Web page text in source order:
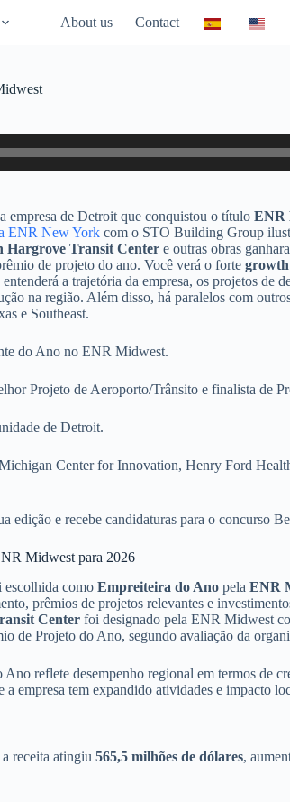
About us Contact
empresa de Detroit que conquistou o título ENR
ENR New York com o STO Building Group
Hargrove Transit Center e outras obras
de projeto do ano. Você verá o forte growth
a trajetória da empresa, os projetos de
na região. Além disso, há paralelos com
e Southeast.
do Ano no ENR Midwest.
Projeto de Aeroporto/Trânsito e finalista de
de Detroit.
Center for Innovation, Henry Ford
edição e recebe candidaturas para o concurso
Midwest para 2026
escolhida como Empreiteira do Ano pela ENR
prêmios de projetos relevantes e
Center foi designado pela ENR Midwest
de Projeto do Ano, segundo avaliação da
reflete desempenho regional em termos de
empresa tem expandido atividades e impacto
receita atingiu 565,5 milhões de dólares,